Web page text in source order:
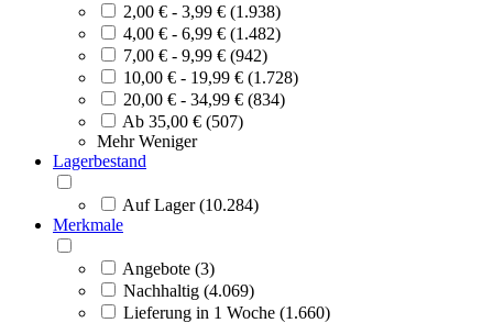
2,00 € - 3,99 € (1.938)
4,00 € - 6,99 € (1.482)
7,00 € - 9,99 € (942)
10,00 € - 19,99 € (1.728)
20,00 € - 34,99 € (834)
Ab 35,00 € (507)
Mehr Weniger
Lagerbestand
Auf Lager (10.284)
Merkmale
Angebote (3)
Nachhaltig (4.069)
Lieferung in 1 Woche (1.660)